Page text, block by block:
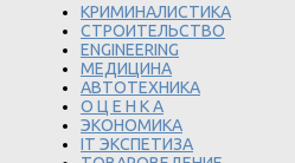
КРИМИНАЛИСТИКА
СТРОИТЕЛЬСТВО
ENGINEERING
МЕДИЦИНА
АВТОТЕХНИКА
О Ц Е Н К А
ЭКОНОМИКА
IT ЭКСПЕТИЗА